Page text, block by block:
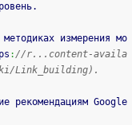
измерения мо
://r...content-availa
Link_building).
рекомендациям Google